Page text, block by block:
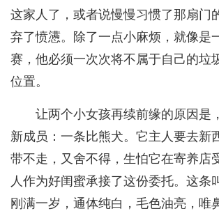
这家人了，或者说慢慢习惯了那扇门
弃了愤懑。除了一点小麻烦，就像是
赛，他必须一次次将不属于自己的垃
位置。
让两个小女孩再续前缘的原因是
新成员：一条比熊犬。它主人要去新
带不走，又舍不得，生怕它在寄养店
人作为好闺蜜承接了这份委托。这条
刚满一岁，通体纯白，毛色油亮，唯